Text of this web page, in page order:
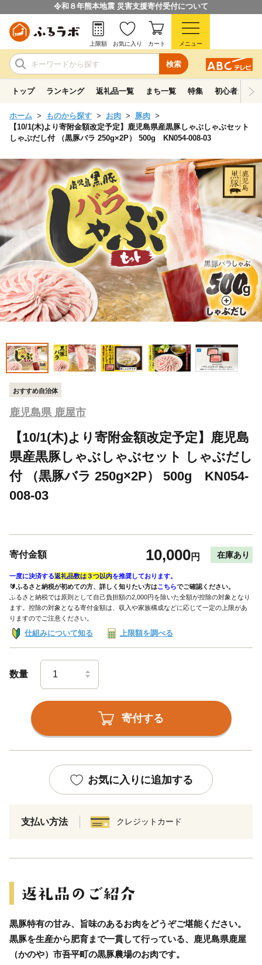
令和８年熊本地震 災害支援寄付受付について
検索
上限額 お気に入り カート メニュー
トップ ランキング 返礼品一覧 まち一覧 特集 初心者ガイド
ホーム ものから探す お肉
豚肉
【10/1(木)より寄附金額改定予定】鹿児島県産黒豚しゃぶしゃぶセット
しゃぶだし付 （黒豚バラ 250g×2P） 500g KN054-008-03
おすすめ自治体
鹿児島県 鹿屋市
【10/1(木)より寄附金額改定予定】鹿児島
県産黒豚しゃぶしゃぶセット しゃぶだし
付 （黒豚バラ 250g×2P） 500g KN054-
008-03
寄付金額 10,000円 在庫あり
一度に決済する返礼品数は３つ以内を推奨しております。
🔰ふるさと納税が初めての方、詳しく知りたい方はこちらでご確認ください。
ふるさと納税では原則として自己負担額の2,000円を除いた全額が控除の対象となり
ます。控除の対象となる寄付金額は、収入や家族構成などに応じて一定の上限があ
りますのでご注意ください。
仕組みについて知る 上限額を調べる
数量
寄付する
お気に入りに追加する
支払い方法 クレジットカード
黒豚特有の甘み、旨味のあるお肉をどうぞご堪能ください。
黒豚を生産から肥育まで一貫して行っている、鹿児島県鹿屋
（かのや）市吾平町の黒豚農場のお肉です。